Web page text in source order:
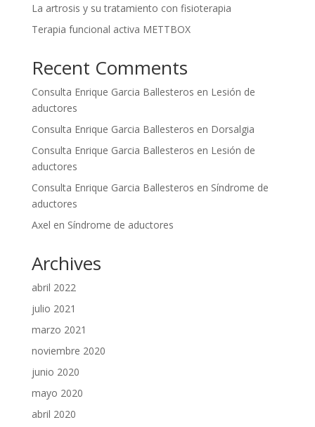
La artrosis y su tratamiento con fisioterapia
Terapia funcional activa METTBOX
Recent Comments
Consulta Enrique Garcia Ballesteros en Lesión de
aductores
Consulta Enrique Garcia Ballesteros en Dorsalgia
Consulta Enrique Garcia Ballesteros en Lesión de
aductores
Consulta Enrique Garcia Ballesteros en Síndrome de
aductores
Axel en Síndrome de aductores
Archives
abril 2022
julio 2021
marzo 2021
noviembre 2020
junio 2020
mayo 2020
abril 2020